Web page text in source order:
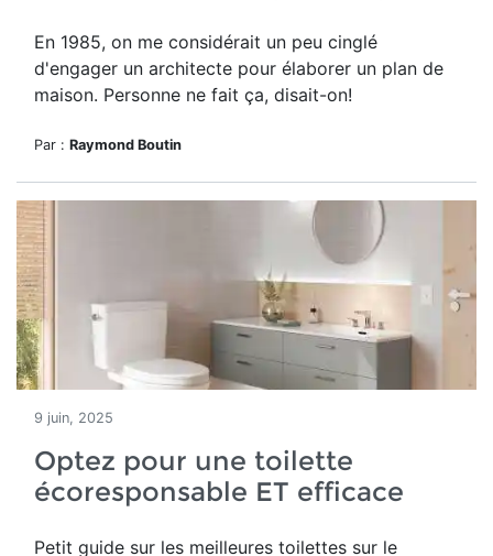
En 1985, on me considérait un peu cinglé
d'engager un architecte pour élaborer un plan de
maison. Personne ne fait ça, disait-on!
Par : Raymond Boutin
9 juin, 2025
Optez pour une toilette
écoresponsable ET efficace
Petit guide sur les meilleures toilettes sur le